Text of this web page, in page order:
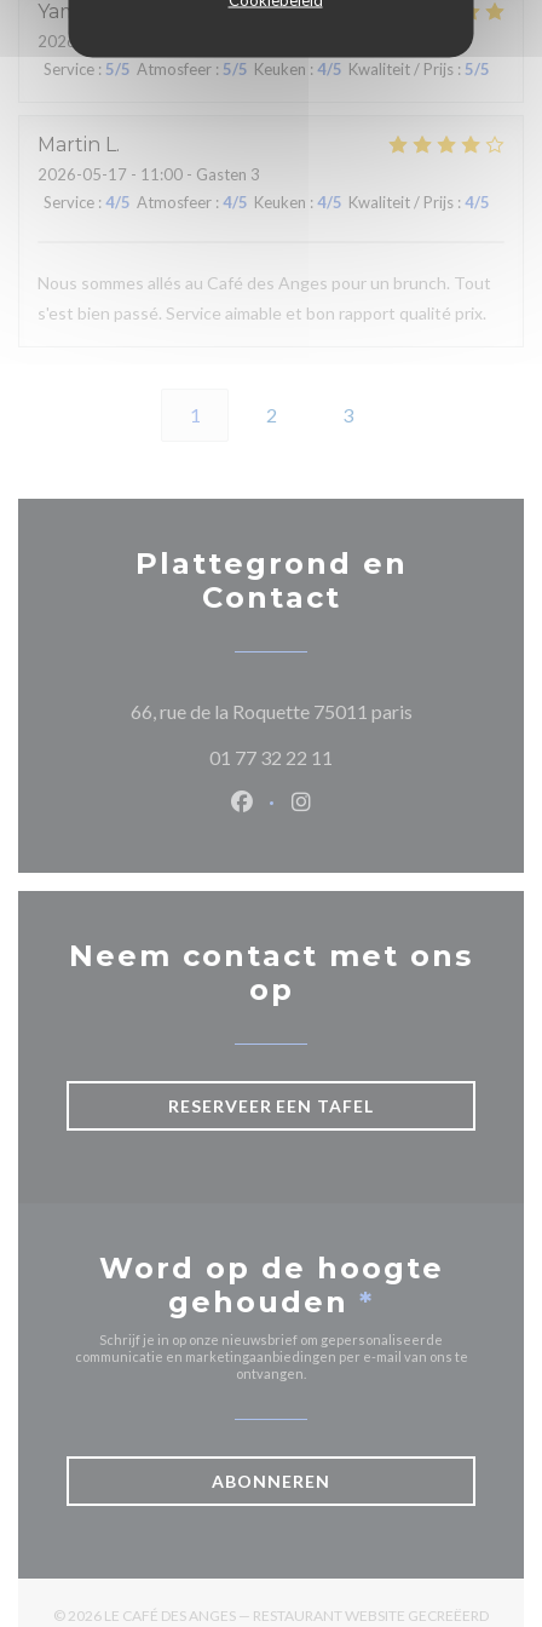
Yaminna
2026-05-21
Service : 5/5 Atmosfeer : 5/5 Keuken : 4/5 Kwaliteit / Prijs : 5/5
Martin L
2026-05-17 - 11:00 - Gasten 3
Service : 4/5 Atmosfeer : 4/5 Keuken : 4/5 Kwaliteit / Prijs : 4/5
Nous sommes allés au Café des Anges pour un brunch. Tout
s'est bien passé. Service aimable et bon rapport qualité prix.
1 2 3
Plattegrond en
Contact
66, rue de la Roquette 75011 paris((opent in een
01 77 32 22 11
Facebook ((opent in een nieuw
Instagram ((opent in een
Neem contact met ons
op
RESERVEER EEN TAFEL
Word op de hoogte
gehouden *
Schrijf je in op onze nieuwsbrief om gepersonaliseerde
communicatie en marketingaanbiedingen per e-mail van ons te
ontvangen.
ABONNEREN
© 2026 LE CAFÉ DES ANGES — RESTAURANT WEBSITE GECREËERD